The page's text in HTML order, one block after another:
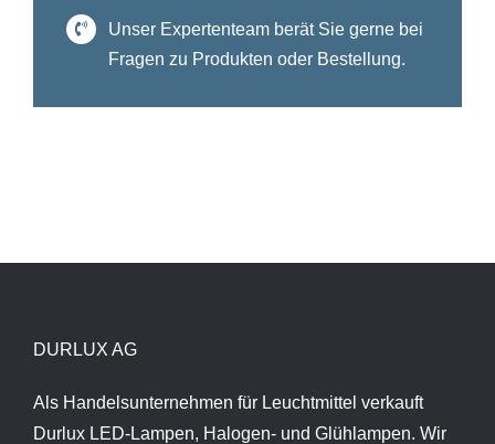
Unser Expertenteam berät Sie gerne bei
Fragen zu Produkten oder Bestellung.
DURLUX AG
Als Handelsunternehmen für Leuchtmittel verkauft
Durlux LED-Lampen, Halogen- und Glühlampen. Wir